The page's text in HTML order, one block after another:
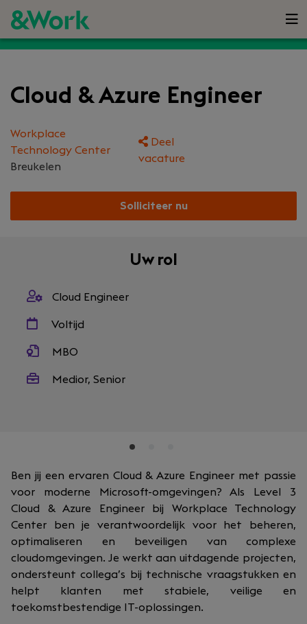
Cloud & Azure Engineer
Workplace
Technology Center
Breukelen
Deel
vacature
Solliciteer nu
Uw rol
Cloud Engineer
Voltijd
MBO
Medior, Senior
Ben jij een ervaren Cloud & Azure Engineer met passie
voor moderne Microsoft-omgevingen? Als Level 3
Cloud & Azure Engineer bij Workplace Technology
Center ben je verantwoordelijk voor het beheren,
optimaliseren en beveiligen van complexe
cloudomgevingen. Je werkt aan uitdagende projecten,
ondersteunt collega’s bij technische vraagstukken en
helpt klanten met stabiele, veilige en
toekomstbestendige IT-oplossingen.